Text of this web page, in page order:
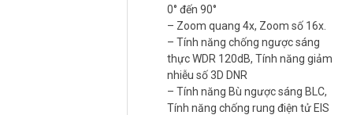
báo ngoài hình ảnh. Cổng báo động ra kết nối trực tiếp còi hoặc đèn
danh mục camera AI phát hiện xâm
để so sánh dòng phù hợp từng vị trí.
Hình Ảnh Ổn Định Trong Mọi Điều Kiện Ánh
0° đến 90°
– Zoom quang 4x, Zoom số 16x.
– Tính năng chống ngược sáng
thực WDR 120dB, Tính năng giảm
nhiễu số 3D DNR
– Tính năng Bù ngược sáng BLC,
Tính năng chống rung điện tử EIS